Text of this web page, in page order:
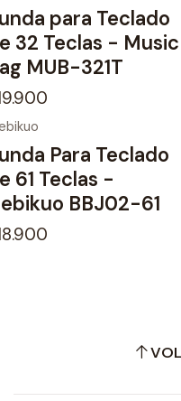
para Teclado
32 Teclas - Music
MUB-321T
Para Teclado
61 Teclas -
BBJ02-61